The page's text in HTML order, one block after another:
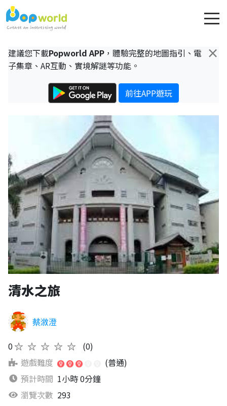
×
建議您下載Popworld APP ，體驗完整的地圖指引、電
子集章、AR互動、實境解謎等功能。
前往APP遊玩
清水之旅
蔡漵澄
0★★★★★
(0)
遊戲難度
(普通)
預計時間 1小時 0分鐘
瀏覽次數 293